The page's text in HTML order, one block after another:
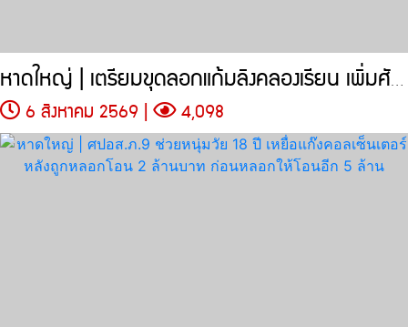
หาดใหญ่ | เตรียมขุดลอกแก้มลิงคลองเรียน เพิ่มศักยภาพกักเก็บน้ำ
6 สิงหาคม 2569 | 4,098